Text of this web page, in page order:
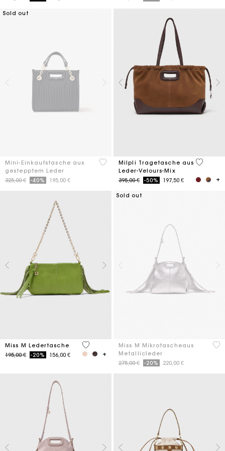
Sold out
Mini-Einkaufstasche aus
gestepptem Leder
Price reduced from
325,00 €to-40% 195,00 €
5 out of 5 Customer Rating
Milpli Tragetasche aus
Leder-Velours-Mix
Price reduced from
395,00 €to-50% 197,50 €
5 out of
Miss M Ledertasche
Price reduced from
195,00 €to-20% 156,00 €
4,7 out of 5 Customer Rating
Sold out
Miss M Mikrotascheaus
Metallicleder
Price reduced from
275,00 €to-20% 220,00 €
5